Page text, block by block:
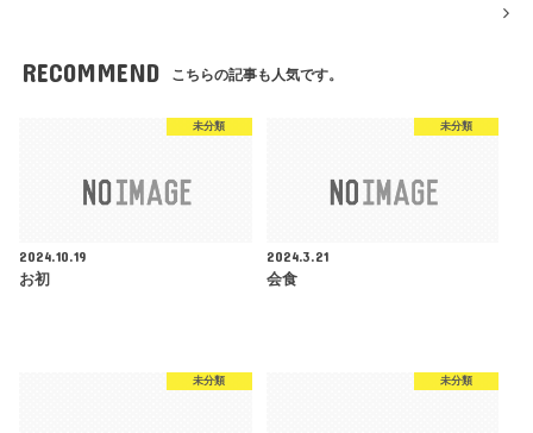
RECOMMEND こちらの記事も人気です。
未分類
2024.10.19
お初
未分類
2024.3.21
会食
未分類 未分類